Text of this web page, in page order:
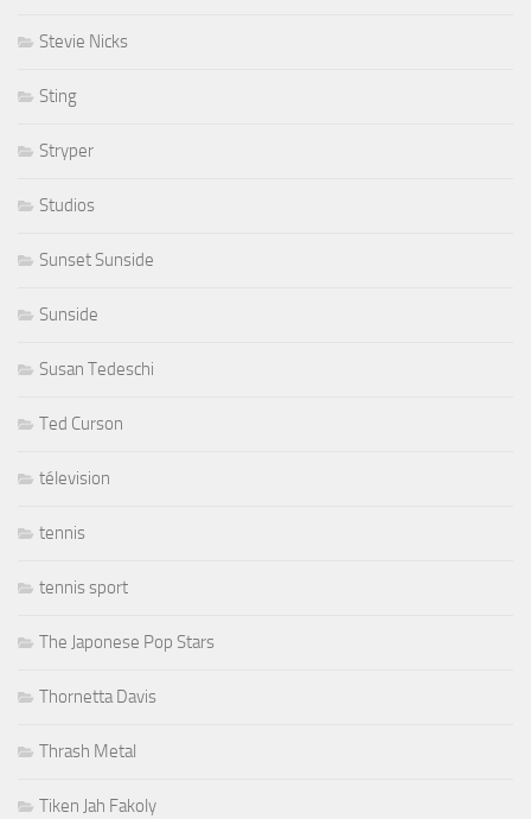
Stevie Nicks
Sting
Stryper
Studios
Sunset Sunside
Sunside
Susan Tedeschi
Ted Curson
télevision
tennis
tennis sport
The Japonese Pop Stars
Thornetta Davis
Thrash Metal
Tiken Jah Fakoly